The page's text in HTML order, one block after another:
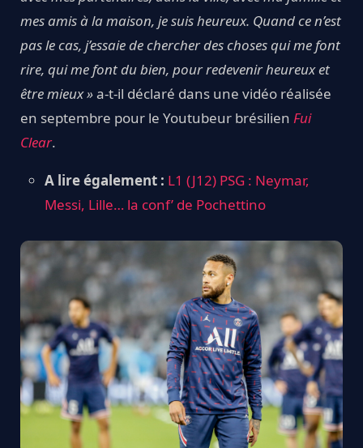
mes amis à la maison, je suis heureux. Quand ce n’est
pas le cas, j’essaie de chercher des choses qui me font
rire, qui me font du bien, pour redevenir heureux et
être mieux »a-t-il déclaré dans une vidéo réalisée
en septembre pour le Youtubeur brésilien Fui
Clear.
A lire également : L1 (J12) PSG : Neymar,
Messi, Lille… la conf’ de Pochettino